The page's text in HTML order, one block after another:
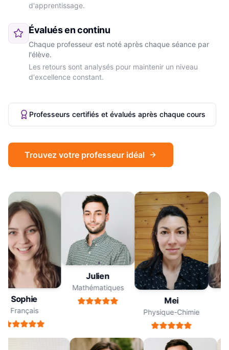
Sophie
Français
Julien
Mathématiques
Mei
Physique-Chimie
d'apprentissage.
Évalués en continu
Chaque professeur est noté après chaque séance par
l'élève.
Les retours sont analysés pour maintenir un niveau
d'excellence constant.
Professeurs certifiés et évalués après chaque cours
Trouvez votre professeur idéal